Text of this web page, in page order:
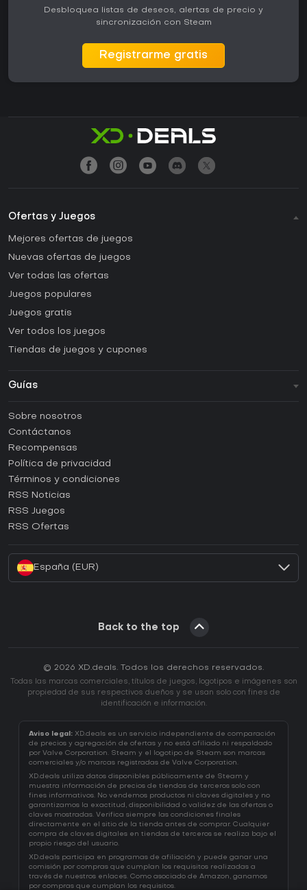
Desbloquea listas de deseos, alertas de precio y
sincronización con Steam
Registrarme gratis
Ofertas y Juegos
Mejores ofertas de juegos
Nuevas ofertas de juegos
Ver todas las ofertas
Juegos populares
Juegos gratis
Ver todos los juegos
Tiendas de juegos y cupones
Guías
Guías y tutoriales
¿Cómo activar una CD Key de Steam?
¿Cómo activar una CD Key de Epic Games?
¿Cómo activar una CD Key de GOG?
¿Cómo activar una CD Key de Ubisoft Connect?
Sobre nosotros
Contáctanos
Recompensas
Política de privacidad
Términos y condiciones
RSS Noticias
RSS Juegos
RSS Ofertas
España (EUR)
Back to the top
© 2026 XD.deals. Todos los derechos reservados.
Todas las marcas comerciales, títulos de juegos, logotipos e imágenes son
propiedad de sus respectivos dueños y se usan solo con fines de
identificación e información.
Aviso legal: XD.deals es un servicio independiente de comparación
de precios y agregación de ofertas y no está afiliado ni respaldado
por Valve Corporation. Steam y el logotipo de Steam son marcas
comerciales y/o marcas registradas de Valve Corporation.
XD.deals utiliza datos disponibles públicamente de Steam y
muestra información de precios de tiendas de terceros solo con
fines informativos. No vendemos productos ni claves digitales y no
garantizamos la exactitud, disponibilidad o validez de las ofertas o
claves mostradas. Verifica siempre las condiciones finales
directamente en el sitio de la tienda antes de comprar. Cualquier
compra de claves digitales en tiendas de terceros se realiza bajo el
propio riesgo del usuario.
XD.deals participa en programas de afiliación y puede ganar una
comisión por compras que cumplan los requisitos realizadas a
través de nuestros enlaces. Como asociado de Amazon, ganamos
por compras que cumplan los requisitos.